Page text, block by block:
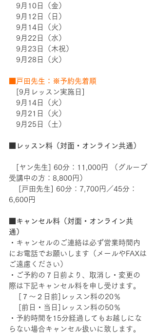
9月10日（金）
9月12日（日）
9月14日（火）
9月22日（水）
9月23日（木祝）
9月28日（火）
■戸田先生：※予約先着順
[9月レッスン実施日]
9月14日（火）
9月21日（火）
9月25日（土）
■レッスン料（対面・オンライン共通）
[ヤン先生] 60分：11,000円 （グループ
受講中の方：8,800円）
6,600円
■キャンセル料（対面・オンライン共
通）
・キャンセルのご連絡は必ず営業時間内
にお電話でお願いします（メールやFAXは
ご遠慮ください）
・ご予約の７日前より、取消し・変更の
際は下記キャンセル料を申し受けます。
[７～２日前]レッスン料の20％
[前日・当日]レッスン料の50％
・予約時間を15分経過してもお越しにな
らない場合キャンセル扱いに致します。